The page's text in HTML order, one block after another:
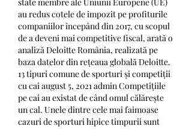
au redus cotele de impozit pe profiturile
companiilor începând din 2017, cu scopul
de a deveni mai competitive fiscal, arată o
analiză Deloitte România, realizată pe
baza datelor din rețeaua globală Deloitte.
13 tipuri comune de sporturi și competiții
cu cai august 5, 2021 admin Competițiile
pe cai au existat de când omul călărește
un cal. Unele dintre cele mai faimoase
cazuri de sporturi hipice timpurii sunt